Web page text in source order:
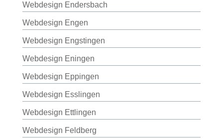
Webdesign Endersbach
Webdesign Engen
Webdesign Engstingen
Webdesign Eningen
Webdesign Eppingen
Webdesign Esslingen
Webdesign Ettlingen
Webdesign Feldberg